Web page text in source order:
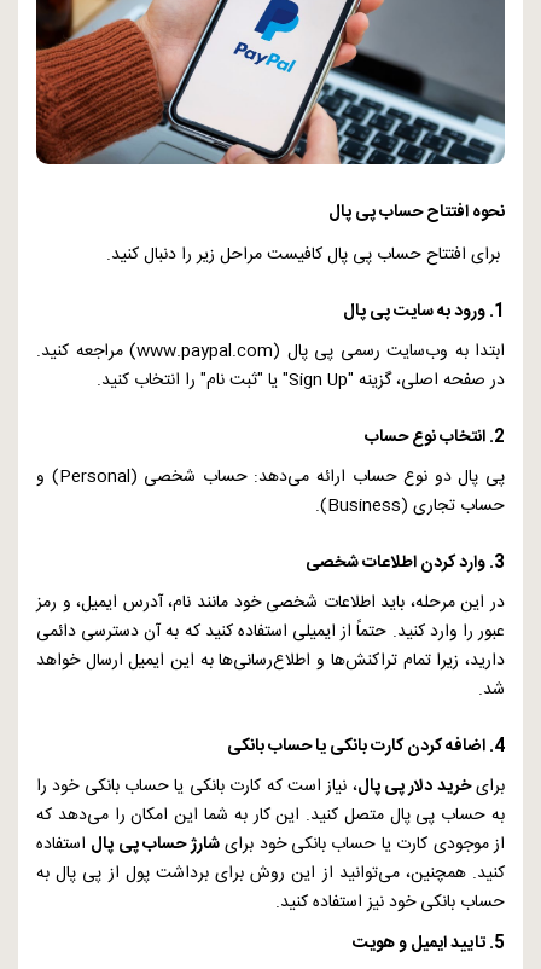
نحوه افتتاح حساب پی پال
برای افتتاح حساب پی پال کافیست مراحل زیر را دنبال کنید.
1. ورود به سایت پی پال
ابتدا به وب‌سایت رسمی پی پال (www.paypal.com) مراجعه کنید.
در صفحه اصلی، گزینه "Sign Up" یا "ثبت نام" را انتخاب کنید.
2. انتخاب نوع حساب
پی پال دو نوع حساب ارائه می‌دهد: حساب شخصی (Personal) و
حساب تجاری (Business
).
3. وارد کردن اطلاعات شخصی
در این مرحله، باید اطلاعات شخصی خود مانند نام، آدرس ایمیل، و رمز
عبور را وارد کنید. حتماً از ایمیلی استفاده کنید که به آن دسترسی دائمی
دارید، زیرا تمام تراکنش‌ها و اطلاع‌رسانی‌ها به این ایمیل ارسال خواهد
شد.
4. اضافه کردن کارت بانکی یا حساب بانکی
برایخرید دلار پی پال، نیاز است که کارت بانکی یا حساب بانکی خود را
به حساب پی پال متصل کنید. این کار به شما این امکان را می‌دهد که
از موجودی کارت یا حساب بانکی خود برایشارژ حساب پی پال استفاده
کنید. همچنین، می‌توانید از این روش برای برداشت پول از پی پال به
حساب بانکی خود نیز استفاده کنید.
5. تایید ایمیل و هویت